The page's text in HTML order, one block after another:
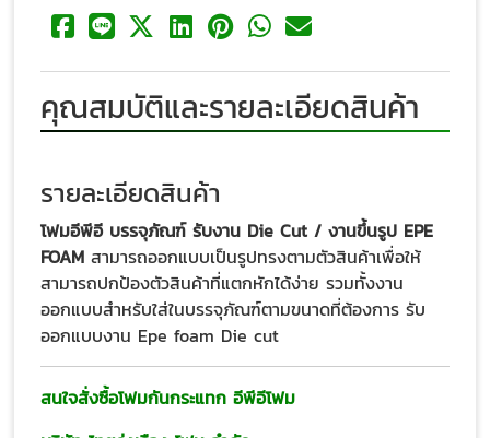
คุณสมบัติและรายละเอียดสินค้า
รายละเอียดสินค้า
โฟมอีพีอี บรรจุภัณฑ์ รับงาน Die Cut / งานขึ้นรูป EPE
FOAM สามารถออกแบบเป็นรูปทรงตามตัวสินค้าเพื่อให้
สามารถปกป้องตัวสินค้าที่แตกหักได้ง่าย รวมทั้งงาน
ออกแบบสำหรับใส่ในบรรจุภัณฑ์ตามขนาดที่ต้องการ รับ
ออกแบบงาน Epe foam Die cut
สนใจสั่งซื้อโฟมกันกระแทก อีพีอีโฟม